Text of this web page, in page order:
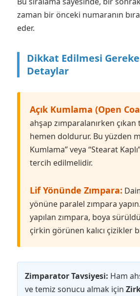
zaman bir önceki numaranın
eder.
Dikkat Edilmesi
Detaylar
Açık Kumlama (Open
ahşap zımparalanırken çıkan
hemen doldurur. Bu yüzden
Kumlama” veya “Stearat
tercih edilmelidir.
Lif Yönünde Zımpara:
yönüne paralel zımpara
yapılan zımpara, boya
çirkin görünen kalıcı çizikler
Zimparator Tavsiyesi: Ham
ve temiz sonucu almak için